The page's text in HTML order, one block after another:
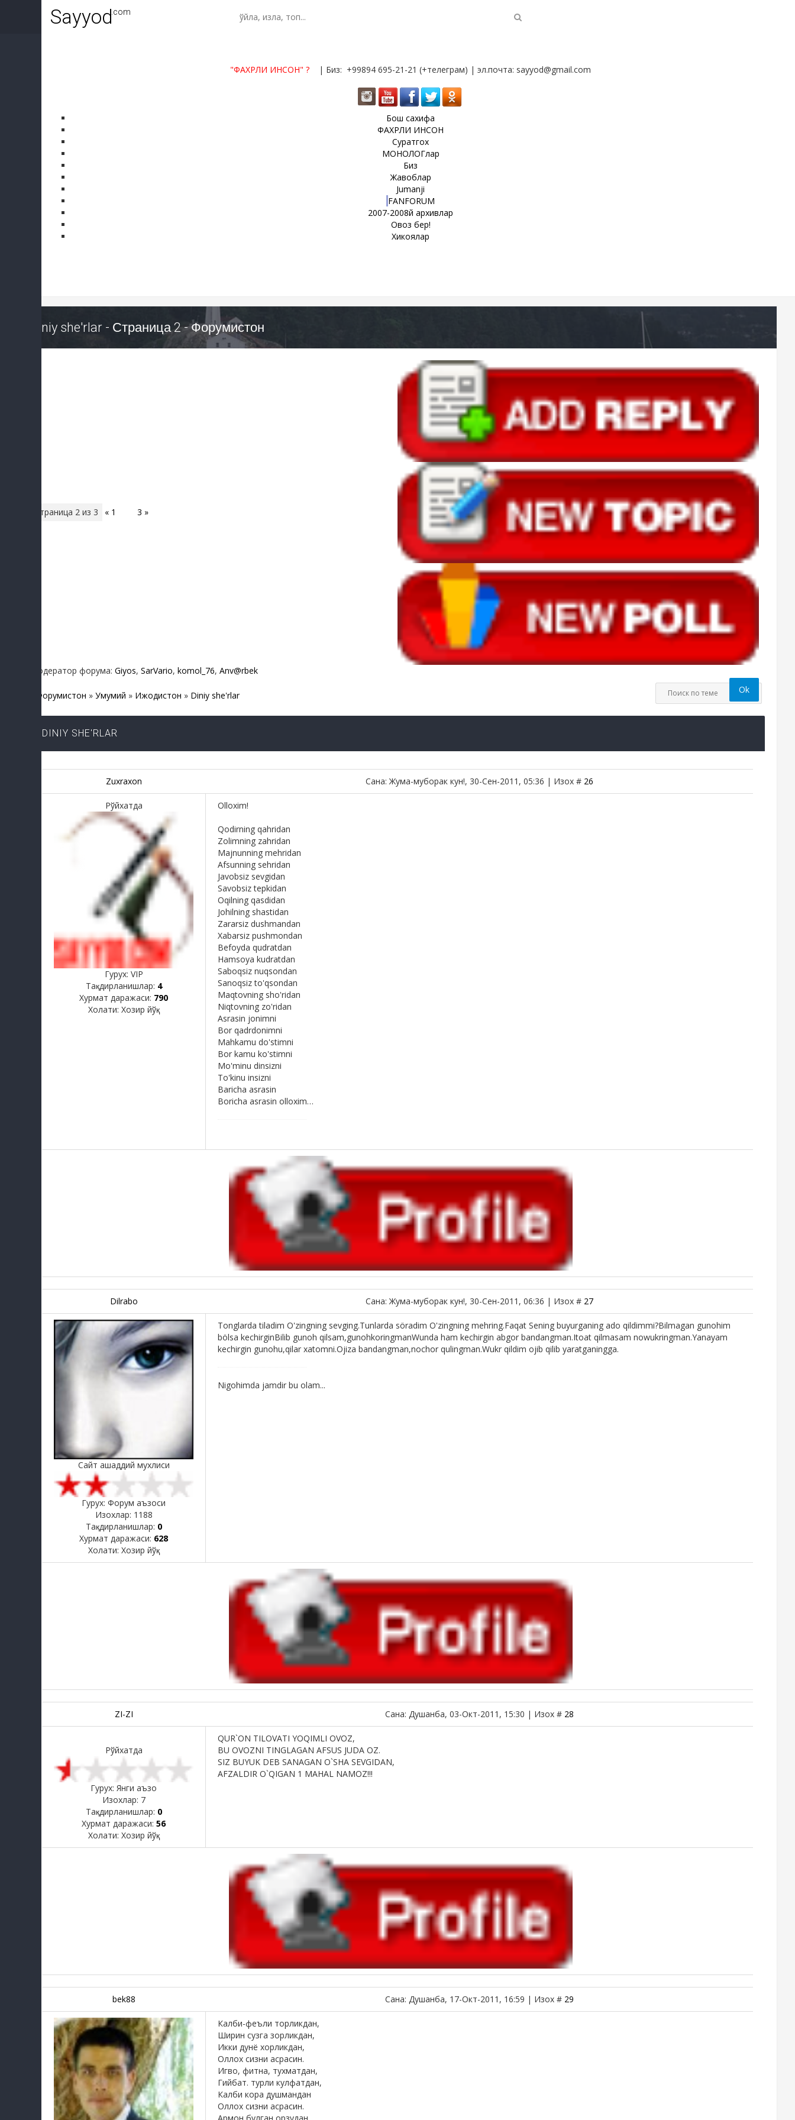
Sayyod.com
"ФАХРЛИ ИНСОН"? | Биз: +99894 695-21-21 (+телеграм) | эл.почта: sayyod@gmail.com
Бош сахифа
ФАХРЛИ ИНСОН
Суратгох
МОНОЛОГлар
Биз
Жавоблар
Jumanji
FANFORUM
2007-2008й архивлар
Овоз бер!
Хикоялар
Diniy she'rlar - Страница 2 - Форумистон
Страница 2 из 3 « 1 3 »
Модератор форума: Giyos, SarVario, komol_76, Anv@rbek
Форумистон » Умумий » Ижодистон » Diniy she'rlar
DINIY SHE'RLAR
Zuxraxon Сана: Жума-муборак кун!, 30-Сен-2011, 05:36 | Изох # 26
Рўйхатда
Гурух: VIP
Тақдирланишлар: 4
Хурмат даражаси: 790
Холати: Хозир йўқ
Olloxim!
Qodirning qahridan
Zolimning zahridan
Majnunning mehridan
Afsunning sehridan
Javobsiz sevgidan
Savobsiz tepkidan
Oqilning qasdidan
Johilning shastidan
Zararsiz dushmandan
Xabarsiz pushmondan
Befoyda qudratdan
Hamsoya kudratdan
Saboqsiz nuqsondan
Sanoqsiz to'qsondan
Maqtovning sho'ridan
Niqtovning zo'ridan
Asrasin jonimni
Bor qadrdonimni
Mahkamu do'stimni
Bor kamu ko'stimni
Mo'minu dinsizni
To'kinu insizni
Baricha asrasin
Boricha asrasin olloxim…
Dilrabo Сана: Жума-муборак кун!, 30-Сен-2011, 06:36 | Изох # 27
Сайт ашаддий мухлиси
Гурух: Форум аъзоси
Изохлар: 1188
Тақдирланишлар: 0
Хурмат даражаси: 628
Холати: Хозир йўқ
Tonglarda tiladim O'zingning sevging.Tunlarda söradim O'zingning mehring.Faqat Sening buyurganing ado qildimmi?Bilmagan gunohim
bölsa kechirginBilib gunoh qilsam,gunohkoringmanWunda ham kechirgin abgor bandangman.Itoat qilmasam nowukringman.Yanayam
kechirgin gunohu,qilar xatomni.Ojiza bandangman,nochor qulingman.Wukr qildim ojib qilib yaratganingga.
Nigohimda jamdir bu olam...
ZI-ZI Сана: Душанба, 03-Окт-2011, 15:30 | Изох # 28
Рўйхатда
Гурух: Янги аъзо
Изохлар: 7
Тақдирланишлар: 0
Хурмат даражаси: 56
Холати: Хозир йўқ
QUR`ON TILOVATI YOQIMLI OVOZ,
BU OVOZNI TINGLAGAN AFSUS JUDA OZ.
SIZ BUYUK DEB SANAGAN O`SHA SEVGIDAN,
AFZALDIR O`QIGAN 1 MAHAL NAMOZ!!!
bek88 Сана: Душанба, 17-Окт-2011, 16:59 | Изох # 29
Калби-феъли торликдан,
Ширин сузга зорликдан,
Икки дунё хорликдан,
Оллох сизни асрасин.
Игво, фитна, тухматдан,
Гийбат. турли кулфатдан,
Калби кора душмандан
Оллох сизни асрасин.